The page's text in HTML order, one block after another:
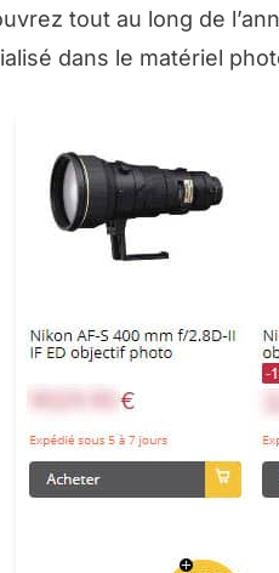
tout au long de
dans le matériel